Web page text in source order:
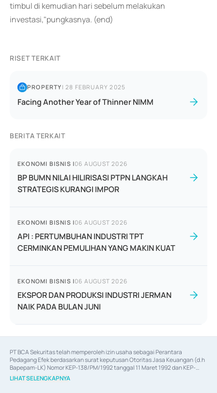
timbul di kemudian hari sebelum melakukan
investasi,"pungkasnya. (end)
RISET TERKAIT
PROPERTY|28 FEBRUARY 2025
Facing Another Year of Thinner NIMM
BERITA TERKAIT
EKONOMI BISNIS |06 AUGUST 2026
BP BUMN NILAI HILIRISASI PTPN LANGKAH
STRATEGIS KURANGI IMPOR
EKONOMI BISNIS |06 AUGUST 2026
API : PERTUMBUHAN INDUSTRI TPT
CERMINKAN PEMULIHAN YANG MAKIN KUAT
EKONOMI BISNIS |06 AUGUST 2026
EKSPOR DAN PRODUKSI INDUSTRI JERMAN
NAIK PADA BULAN JUNI
PT BCA Sekuritas telah memperoleh izin usaha sebagai Perantara
Pedagang Efek berdasarkan surat keputusan Otoritas Jasa Keuangan (d.h
Bapepam-LK) Nomor KEP-138/PM/1992 tanggal 11 Maret 1992 dan KEP-
06/D.04/2014 tanggal 28 Februari 2014, izin usaha sebagai Penjamin Emisi
Efek berdasarkan surat keputusan Otoritas Jasa Keuangan Nomor KEP-
LIHAT SELENGKAPNYA